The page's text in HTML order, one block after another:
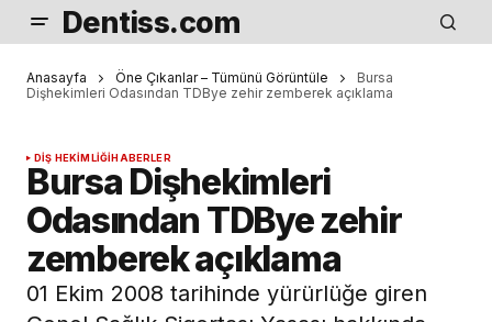
Dentiss.com
Anasayfa Öne Çıkanlar – Tümünü Görüntüle
Bursa
Dişhekimleri Odasından TDBye zehir zemberek açıklama
DIŞ HEKIMLIĞIHABERLER
Bursa Dişhekimleri
Odasından TDBye zehir
zemberek açıklama
01 Ekim 2008 tarihinde yürürlüğe giren